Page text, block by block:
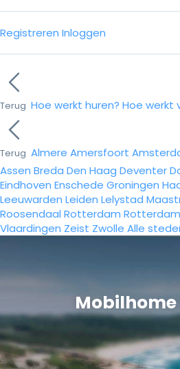
Registreren Inloggen
Terug Hoe werkt huren? Hoe werkt
Terug Almere Amersfoort
Assen Breda Den Haag Deventer
Eindhoven Enschede Groningen
Leeuwarden Leiden Lelystad
Roosendaal Rotterdam Rotterdam
Vlaardingen Zeist Zwolle Alle